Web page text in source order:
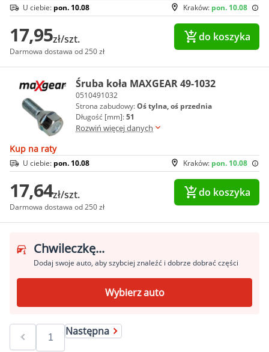
Kraków: pon. 10.08
U ciebie: pon. 10.08
17,95zł/szt.
Darmowa dostawa od 250 zł
do koszyka
Śruba koła MAXGEAR 49-1032
0510491032
Strona zabudowy:Oś tylna, oś przednia
Długość [mm]:51
Rozwiń więcej danych
Kup na raty
Kraków: pon. 10.08
U ciebie: pon. 10.08
17,64zł/szt.
Darmowa dostawa od 250 zł
do koszyka
Chwileczkę...
Dodaj swoje auto, aby szybciej znaleźć i dobrze dobrać części
Wybierz auto
Następna